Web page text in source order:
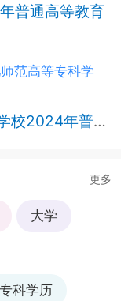
普通高等教育
范高等专科学
通高等教育招生章程
更多
大学
科学历